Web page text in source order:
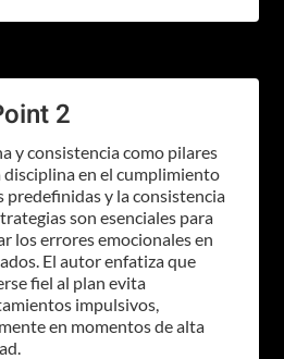
2
y consistencia como pilares
disciplina en el cumplimiento
predefinidas y la consistencia
son esenciales para
los errores emocionales en
El autor enfatiza que
fiel al plan evita
impulsivos,
en momentos de alta